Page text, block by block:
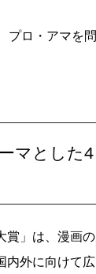
プロ・アマを
マとした
賞」は、漫画
内外に向けて